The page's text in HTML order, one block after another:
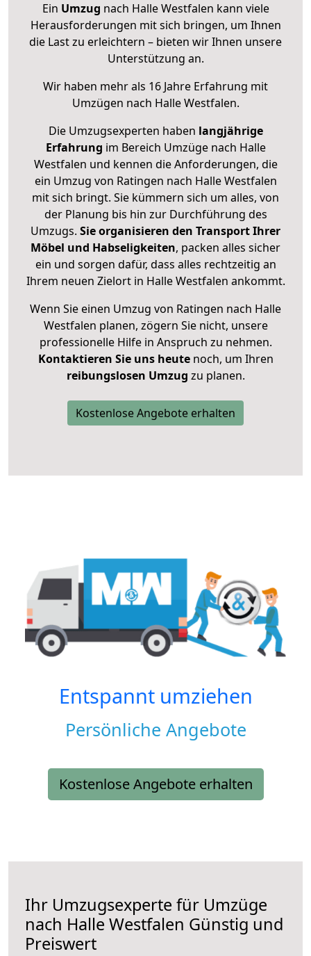
Ein Umzug nach Halle Westfalen kann viele
Herausforderungen mit sich bringen, um Ihnen
die Last zu erleichtern – bieten wir Ihnen unsere
Unterstützung an.
Wir haben mehr als 16 Jahre Erfahrung mit
Umzügen nach Halle Westfalen.
Die Umzugsexperten haben langjährige
Erfahrung im Bereich Umzüge nach Halle
Westfalen und kennen die Anforderungen, die
ein Umzug von Ratingen nach Halle Westfalen
mit sich bringt. Sie kümmern sich um alles, von
der Planung bis hin zur Durchführung des
Umzugs. Sie organisieren den Transport Ihrer
Möbel und Habseligkeiten, packen alles sicher
ein und sorgen dafür, dass alles rechtzeitig an
Ihrem neuen Zielort in Halle Westfalen ankommt.
Wenn Sie einen Umzug von Ratingen nach Halle
Westfalen planen, zögern Sie nicht, unsere
professionelle Hilfe in Anspruch zu nehmen.
Kontaktieren Sie uns heutenoch, um Ihren
reibungslosen Umzug zu planen.
Kostenlose Angebote erhalten
Entspannt umziehen
Persönliche Angebote
Kostenlose Angebote erhalten
Ihr Umzugsexperte für Umzüge
nach Halle Westfalen Günstig und
Preiswert